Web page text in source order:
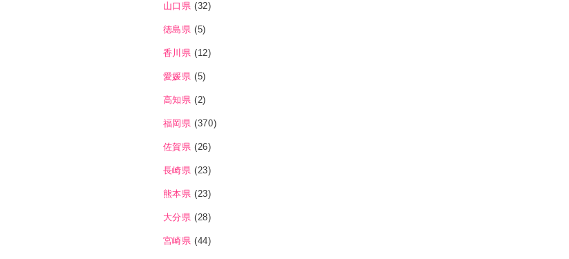
山口県 (32)
徳島県 (5)
香川県 (12)
愛媛県 (5)
高知県 (2)
福岡県 (370)
佐賀県 (26)
長崎県 (23)
熊本県 (23)
大分県 (28)
宮崎県 (44)